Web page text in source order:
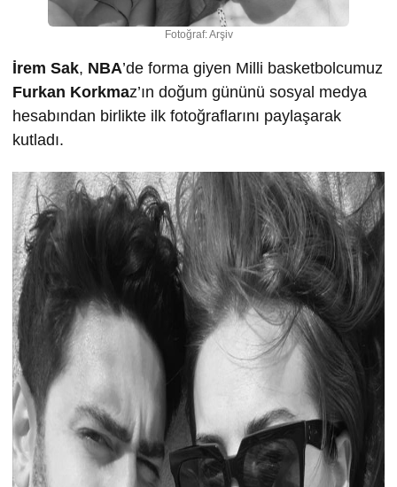
Fotoğraf: Arşiv
İrem Sak, NBA’de forma giyen Milli basketbolcumuz
Furkan Korkmaz’ın doğum gününü sosyal medya
hesabından birlikte ilk fotoğraflarını paylaşarak
kutladı.